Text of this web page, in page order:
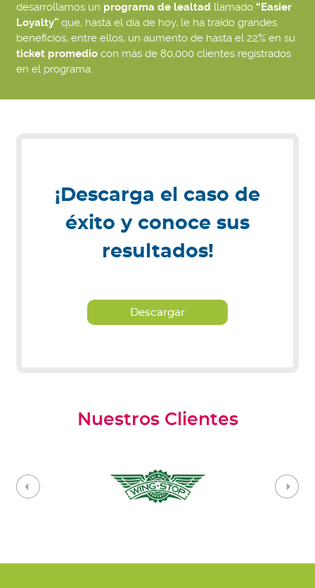
desarrollamos un programa de lealtad llamado “Easier
Loyalty” que, hasta el día de hoy, le ha traído grandes
beneficios, entre ellos, un aumento de hasta el 22% en su
ticket promedio con más de 80,000 clientes registrados
en el programa.
¡Descarga el caso de
éxito y conoce sus
resultados!
Descargar
Nuestros Clientes